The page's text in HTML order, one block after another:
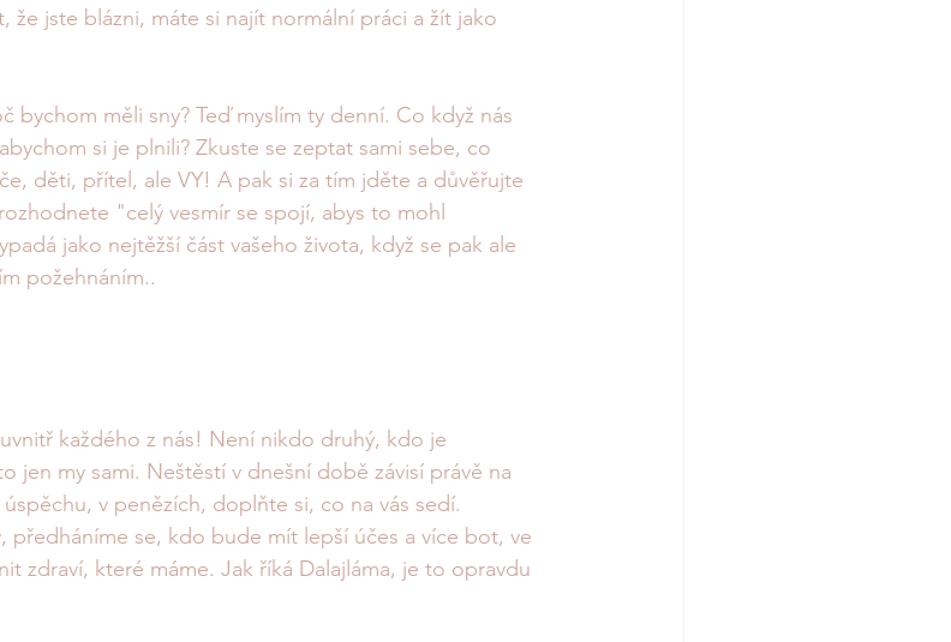
že jste blázni, máte si najít normální práci a žít jako
bychom měli sny? Teď myslím ty denní. Co když nás
si je plnili? Zkuste se zeptat sami sebe, co
děti, přítel, ale VY! A pak si za tím jděte a důvěřujte
"celý vesmír se spojí, abys to mohl
jako nejtěžší část vašeho života, když se pak ale
požehnáním..
každého z nás! Není nikdo druhý, kdo je
jen my sami. Neštěstí v dnešní době závisí právě na
v penězích, doplňte si, co na vás sedí.
předháníme se, kdo bude mít lepší účes a více bot, ve
zdraví, které máme. Jak říká Dalajláma, je to opravdu